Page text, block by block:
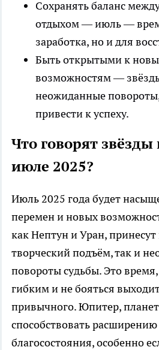
Сохранять баланс
отдыхом — июль —
заработка, но и для
Быть открытыми к
возможностям —
неожиданные
привести к успеху.
Что говорят
июле 2025?
Июль 2025 года будет
перемен и новых
как Нептун и Уран,
творческий подъём, так и
повороты судьбы. Это
гибким и не бояться
привычного. Юпитер,
способствовать
благосостояния, особенно